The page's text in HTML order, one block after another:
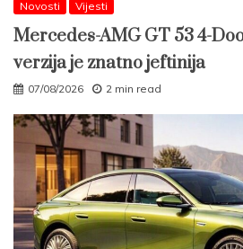
Novosti Vijesti
Mercedes-AMG GT 53 4-
verzija je znatno jeftinija
07/08/2026 2 min read